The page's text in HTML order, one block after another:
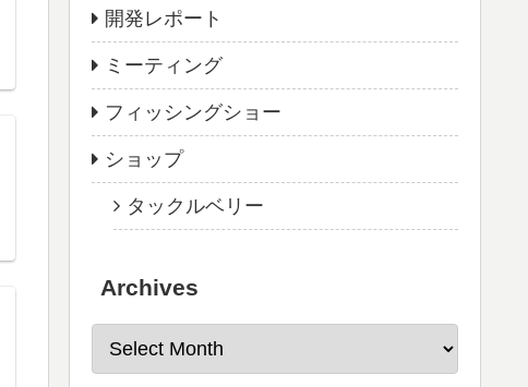
開発レポート
ミーティング
フィッシングショー
ショップ
タックルベリー
Archives